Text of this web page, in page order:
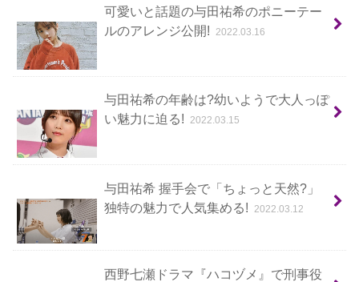
可愛いと話題の与田祐希のポニーテー
ルのアレンジ公開!
2022.03.16
与田祐希の年齢は?幼いようで大人っぽ
い魅力に迫る!
2022.03.15
与田祐希 握手会で「ちょっと天然?」
独特の魅力で人気集める!
2022.03.12
西野七瀬ドラマ『ハコヅメ』で刑事役